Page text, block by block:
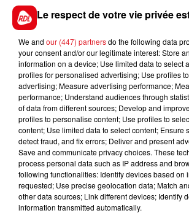
16 ROMANTIC MOON
: 4/4 sur la
premiers, en bas de tableau
séduisant.
*******
En direct des pistes
FILS D'ACTUS
Le respect de votre vie privée
We and our (447) partnersdo the following data
your consent and/or our legitimate interest: Store
information on a device; Use limited data to select
profiles for personalised advertising; Use profiles
advertising; Measure advertising performance;
performance; Understand audiences through
of data from different sources; Develop and
profiles to personalise content; Use profiles to
content; Use limited data to select content; Ensure
detect fraud, and fix errors; Deliver and present
Save and communicate privacy choices. These
process personal data such as IP address and
following functionalities: Identify devices based on
requested; Use precise geolocation data; Match
other data sources; Link different devices; Identify
information transmitted automatically.